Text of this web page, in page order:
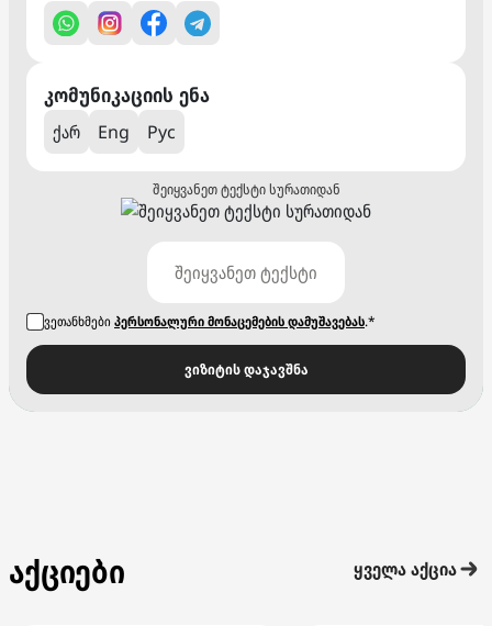
კომუნიკაციის ენა
ქარ Eng Рус
შეიყვანეთ ტექსტი სურათიდან
ვეთანხმებიპერსონალური მონაცემების დამუშავებას.*
ვიზიტის დაჯავშნა
აქციები ყველა აქცია